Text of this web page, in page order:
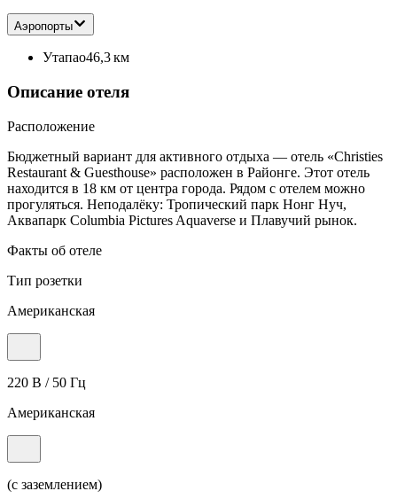
Аэропорты
Утапао46,3 км
Описание отеля
Расположение
Бюджетный вариант для активного отдыха — отель «Christies
Restaurant & Guesthouse» расположен в Районге. Этот отель
находится в 18 км от центра города. Рядом с отелем можно
прогуляться. Неподалёку: Тропический парк Нонг Нуч,
Аквапарк Columbia Pictures Aquaverse и Плавучий рынок.
Факты об отеле
Тип розетки
Американская
220 В / 50 Гц
Американская
(с заземлением)